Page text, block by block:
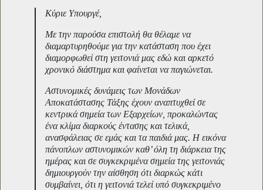
Κύριε Υπουργέ,
Με την παρούσα επιστολή θα θέλαμε να
διαμαρτυρηθούμε για την κατάσταση που έχει
διαμορφωθεί στη γειτονιά μας εδώ και αρκετό
χρονικό διάστημα και φαίνεται να παγιώνεται.
Αστυνομικές δυνάμεις των Μονάδων
Αποκατάστασης Τάξης έχουν αναπτυχθεί σε
κεντρικά σημεία των Εξαρχείων, προκαλώντας
ένα κλίμα διαρκούς έντασης και τελικά,
ανασφάλειας σε εμάς και τα παιδιά μας. Η εικόνα
πάνοπλων αστυνομικών καθ’ όλη τη διάρκεια της
ημέρας και σε συγκεκριμένα σημεία της γειτονιάς
δημιουργούν την αίσθηση ότι διαρκώς κάτι
συμβαίνει, ότι η γειτονιά τελεί υπό συγκεκριμένο